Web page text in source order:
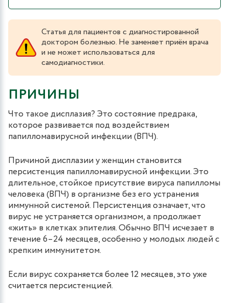
Статья для пациентов с диагностированной
доктором болезнью. Не заменяет приём врача
и не может использоваться для
самодиагностики.
ПРИЧИНЫ
Что такое дисплазия? Это состояние предрака,
которое развивается под воздействием
папилломавирусной инфекции (ВПЧ).
Причиной дисплазии у женщин становится
персистенция папилломавирусной инфекции. Это
длительное, стойкое присутствие вируса папилломы
человека (ВПЧ) в организме без его устранения
иммунной системой. Персистенция означает, что
вирус не устраняется организмом, а продолжает
«жить» в клетках эпителия. Обычно ВПЧ исчезает в
течение 6–24 месяцев, особенно у молодых людей с
крепким иммунитетом.
Если вирус сохраняется более 12 месяцев, это уже
считается персистенцией.